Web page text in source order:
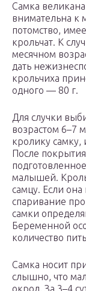
Самка
внимательна к
потомство,
крольчат. К
месячном
дать
крольчиха
одного — 80 г.
Для случки
возрастом 6–7
кролику самку,
После
малышей.
самцу. Если
спаривание
самки
Беременной
количество
Самка носит
слышно, что
окрол. За 3–4